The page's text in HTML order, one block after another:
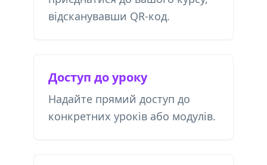
відсканувавши QR-код.
Доступ до уроку
Надайте прямий доступ до
конкретних уроків або модулів.